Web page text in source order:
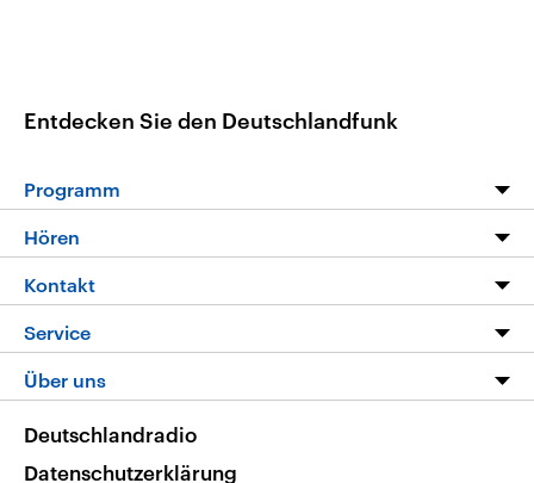
Entdecken Sie den Deutschlandfunk
Programm
Programm
Die Nachrichten
Nachrichtenleicht
Neue Beiträge auf dlf.de
Hören
Livestream
Podcasts
Deutschlandfunk App
Nachrichten App
Frequenzen
Kontakt
Hörerservice
Service
FAQ
Veranstaltungen
Über uns
Deutschlandradio
Datenschutzerklärung